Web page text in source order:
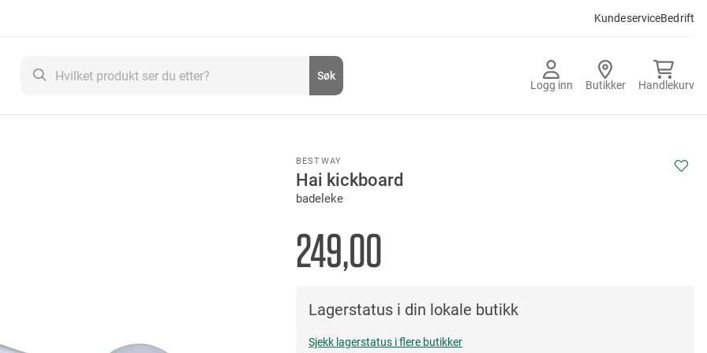
KundeserviceBedrift
Logg inn Butikker Handlekurv
Søk
BESTWAY
Hai kickboard
badeleke
249,00
Lagerstatus i din lokale butikk
Sjekk lagerstatus i flere butikker